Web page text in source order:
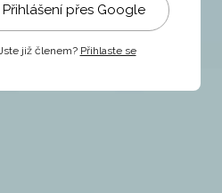
Přihlášení přes Google
Jste již členem? Přihlaste se